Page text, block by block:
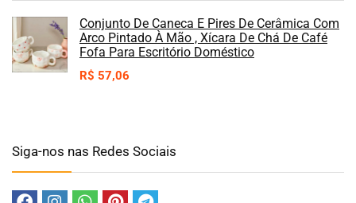
Conjunto De Caneca E Pires De Cerâmica Com
Arco Pintado À Mão , Xícara De Chá De Café
Fofa Para Escritório Doméstico
R$ 57,06
Siga-nos nas Redes Sociais